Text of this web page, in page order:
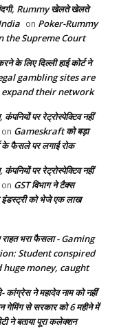
Rummy खेलते खेलते
India on Poker-Rummy
the Supreme Court
लिए दिल्ली हाई कोर्ट ने
gambling sites are
their network
पर रेट्रोस्पेक्टिव नहीं
on Gameskraft को बड़ा
के फैसले पर लगाई रोक
पर रेट्रोस्पेक्टिव नहीं
on GST विभाग ने टैक्स
को भेजे एक लाख
भरा फैसला - Gaming
Student conspired
money, caught
कांग्रेस ने महादेव नाम को नहीं
गेमिंग से सरकार को 6 महीने में
ने बताया पूरा कलेक्शन